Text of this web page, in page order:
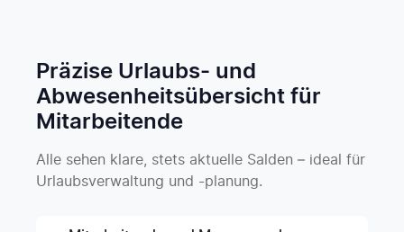
Präzise Urlaubs- und
Abwesenheitsübersicht für
Mitarbeitende
Alle sehen klare, stets aktuelle Salden – ideal für
Urlaubsverwaltung und -planung.